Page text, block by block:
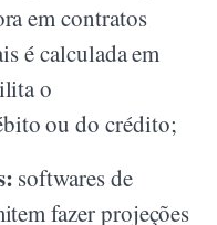
em contratos
é calculada em
o
ou do crédito;
softwares de
fazer projeções